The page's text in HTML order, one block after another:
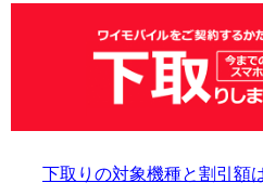
下取りの対象機種と割引額